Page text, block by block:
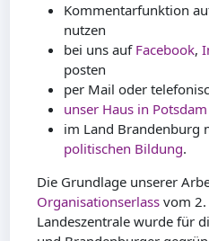
Kommentarfunktion
nutzen
bei uns auf Facebook,
posten
per Mail oder
unser Haus in
im Land Brandenburg
politischen Bildung.
Die Grundlage unserer
Organisationserlass vom 2.
Landeszentrale wurde für